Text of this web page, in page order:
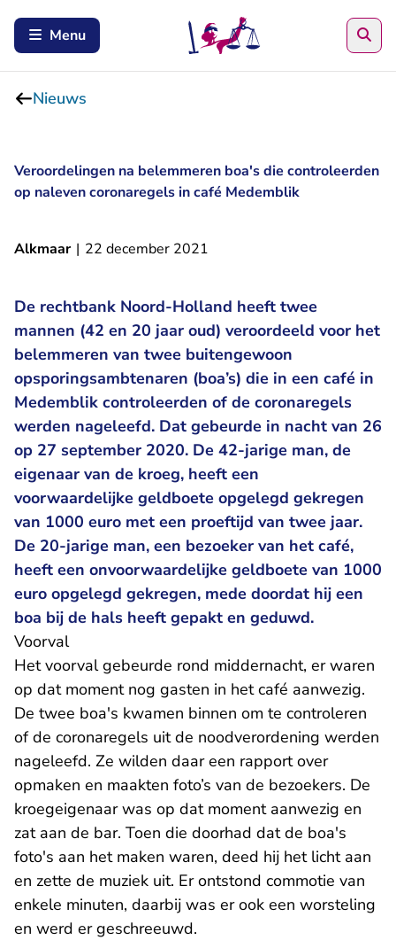
Menu
Nieuws
Veroordelingen na belemmeren boa's die controleerden
op naleven coronaregels in café Medemblik
Alkmaar | 22 december 2021
De rechtbank Noord-Holland heeft twee
mannen (42 en 20 jaar oud) veroordeeld voor het
belemmeren van twee buitengewoon
opsporingsambtenaren (boa’s) die in een café in
Medemblik controleerden of de coronaregels
werden nageleefd. Dat gebeurde in nacht van 26
op 27 september 2020. De 42-jarige man, de
eigenaar van de kroeg, heeft een
voorwaardelijke geldboete opgelegd gekregen
van 1000 euro met een proeftijd van twee jaar.
De 20-jarige man, een bezoeker van het café,
heeft een onvoorwaardelijke geldboete van 1000
euro opgelegd gekregen, mede doordat hij een
boa bij de hals heeft gepakt en geduwd.
Voorval
Het voorval gebeurde rond middernacht, er waren
op dat moment nog gasten in het café aanwezig.
De twee boa's kwamen binnen om te controleren
of de coronaregels uit de noodverordening werden
nageleefd. Ze wilden daar een rapport over
opmaken en maakten foto’s van de bezoekers. De
kroegeigenaar was op dat moment aanwezig en
zat aan de bar. Toen die doorhad dat de boa's
foto's aan het maken waren, deed hij het licht aan
en zette de muziek uit. Er ontstond commotie van
enkele minuten, daarbij was er ook een worsteling
en werd er geschreeuwd.